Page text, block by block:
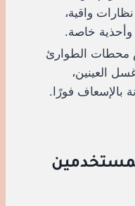
واقية،
وأحذية خاصة.
محطات الطوارئ
العينين،
بالإسعاف فورًا.